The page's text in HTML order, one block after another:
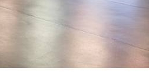
Zebrabidearen denboraldi